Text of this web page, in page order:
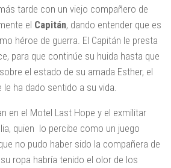
tarde con un viejo compañero de
el Capitán, dando entender que es
héroe de guerra. El Capitán le presta
para que continúe su huida hasta que
el estado de su amada Esther, el
ha dado sentido a su vida.
en el Motel Last Hope y el exmilitar
quien lo percibe como un juego
no pudo haber sido la compañera de
ropa habría tenido el olor de los